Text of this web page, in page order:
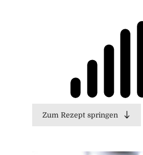
Zum Rezept springen